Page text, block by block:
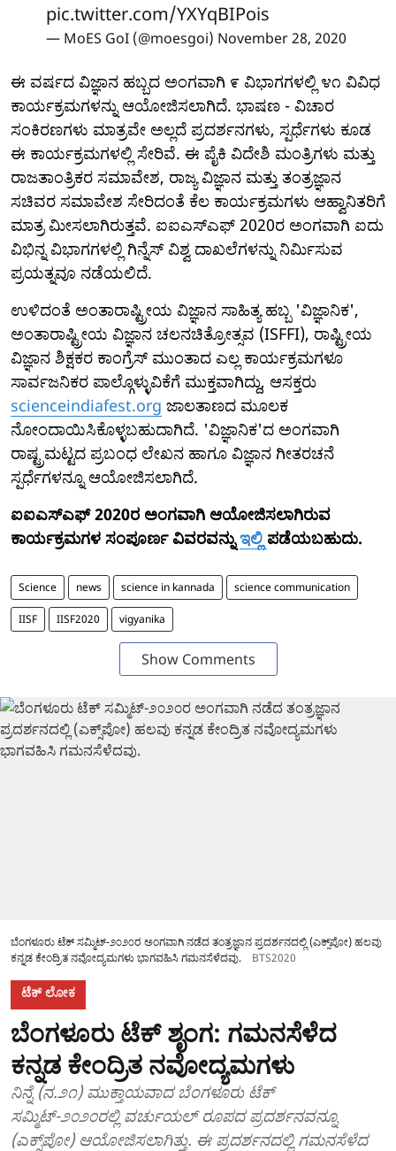
pic.twitter.com/YXYqBIPois
— MoES GoI (@moesgoi) November 28, 2020
ಈ ವರ್ಷದ ವಿಜ್ಞಾನ ಹಬ್ಬದ ಅಂಗವಾಗಿ ೯ ವಿಭಾಗಗಳಲ್ಲಿ ೪೧ ವಿವಿಧ
ಕಾರ್ಯಕ್ರಮಗಳನ್ನು ಆಯೋಜಿಸಲಾಗಿದೆ. ಭಾಷಣ - ವಿಚಾರ
ಸಂಕಿರಣಗಳು ಮಾತ್ರವೇ ಅಲ್ಲದೆ ಪ್ರದರ್ಶನಗಳು, ಸ್ಪರ್ಧೆಗಳು ಕೂಡ
ಈ ಕಾರ್ಯಕ್ರಮಗಳಲ್ಲಿ ಸೇರಿವೆ. ಈ ಪೈಕಿ ವಿದೇಶಿ ಮಂತ್ರಿಗಳು ಮತ್ತು
ರಾಜತಾಂತ್ರಿಕರ ಸಮಾವೇಶ, ರಾಜ್ಯ ವಿಜ್ಞಾನ ಮತ್ತು ತಂತ್ರಜ್ಞಾನ
ಸಚಿವರ ಸಮಾವೇಶ ಸೇರಿದಂತೆ ಕೆಲ ಕಾರ್ಯಕ್ರಮಗಳು ಆಹ್ವಾನಿತರಿಗೆ
ಮಾತ್ರ ಮೀಸಲಾಗಿರುತ್ತವೆ. ಐಐಎಸ್ಎಫ್ 2020ರ ಅಂಗವಾಗಿ ಐದು
ವಿಭಿನ್ನ ವಿಭಾಗಗಳಲ್ಲಿ ಗಿನ್ನೆಸ್ ವಿಶ್ವ ದಾಖಲೆಗಳನ್ನು ನಿರ್ಮಿಸುವ
ಪ್ರಯತ್ನವೂ ನಡೆಯಲಿದೆ.
ಉಳಿದಂತೆ ಅಂತಾರಾಷ್ಟ್ರೀಯ ವಿಜ್ಞಾನ ಸಾಹಿತ್ಯ ಹಬ್ಬ 'ವಿಜ್ಞಾನಿಕ',
ಅಂತಾರಾಷ್ಟ್ರೀಯ ವಿಜ್ಞಾನ ಚಲನಚಿತ್ರೋತ್ಸವ (ISFFI), ರಾಷ್ಟ್ರೀಯ
ವಿಜ್ಞಾನ ಶಿಕ್ಷಕರ ಕಾಂಗ್ರೆಸ್ ಮುಂತಾದ ಎಲ್ಲ ಕಾರ್ಯಕ್ರಮಗಳೂ
ಸಾರ್ವಜನಿಕರ ಪಾಲ್ಗೊಳ್ಳುವಿಕೆಗೆ ಮುಕ್ತವಾಗಿದ್ದು, ಆಸಕ್ತರು
scienceindiafest.org ಜಾಲತಾಣದ ಮೂಲಕ
ನೋಂದಾಯಿಸಿಕೊಳ್ಳಬಹುದಾಗಿದೆ. 'ವಿಜ್ಞಾನಿಕ'ದ ಅಂಗವಾಗಿ
ರಾಷ್ಟ್ರಮಟ್ಟದ ಪ್ರಬಂಧ ಲೇಖನ ಹಾಗೂ ವಿಜ್ಞಾನ ಗೀತರಚನೆ
ಸ್ಪರ್ಧೆಗಳನ್ನೂ ಆಯೋಜಿಸಲಾಗಿದೆ.
ಐಐಎಸ್ಎಫ್ 2020ರ ಅಂಗವಾಗಿ ಆಯೋಜಿಸಲಾಗಿರುವ
ಕಾರ್ಯಕ್ರಮಗಳ ಸಂಪೂರ್ಣ ವಿವರವನ್ನುಇಲ್ಲಿ ಪಡೆಯಬಹುದು.
Science news science in kannada science communication
IISF IISF2020 vigyanika
Show Comments
ಬೆಂಗಳೂರು ಟೆಕ್ ಸಮ್ಮಿಟ್-೨೦೨೦ರ ಅಂಗವಾಗಿ ನಡೆದ ತಂತ್ರಜ್ಞಾನ ಪ್ರದರ್ಶನದಲ್ಲಿ (ಎಕ್ಸ್‌ಪೋ) ಹಲವು
ಕನ್ನಡ ಕೇಂದ್ರಿತ ನವೋದ್ಯಮಗಳು ಭಾಗವಹಿಸಿ ಗಮನಸೆಳೆದವು.
BTS2020
ಟೆಕ್‌ ಲೋಕ
ಬೆಂಗಳೂರು ಟೆಕ್ ಶೃಂಗ: ಗಮನಸೆಳೆದ
ಕನ್ನಡ ಕೇಂದ್ರಿತ ನವೋದ್ಯಮಗಳು
ನಿನ್ನೆ (ನ.೨೧) ಮುಕ್ತಾಯವಾದ ಬೆಂಗಳೂರು ಟೆಕ್
ಸಮ್ಮಿಟ್-೨೦೨೦ರಲ್ಲಿ ವರ್ಚುಯಲ್ ರೂಪದ ಪ್ರದರ್ಶನವನ್ನೂ
(ಎಕ್ಸ್‌ಪೋ) ಆಯೋಜಿಸಲಾಗಿತ್ತು. ಈ ಪ್ರದರ್ಶನದಲ್ಲಿ ಗಮನಸೆಳೆದ